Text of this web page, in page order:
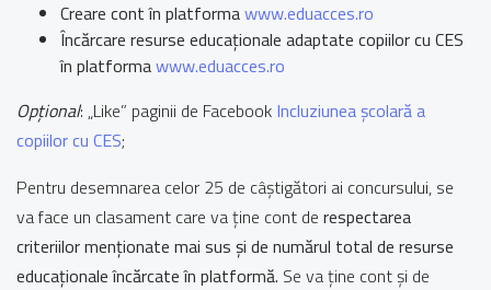
Creare cont în platformawww.eduacces.ro
Încărcare resurse educaționale adaptate copiilor cu CES
în platformawww.eduacces.ro
Opțional: „Like” paginii de Facebook Incluziunea școlară a
copiilor cu CES;
Pentru desemnarea celor 25 de câștigători ai concursului, se
va face un clasament care va ține cont de respectarea
criteriilor menționate mai sus și de numărul total de resurse
educaționale încărcate în platformă. Se va ține cont și de